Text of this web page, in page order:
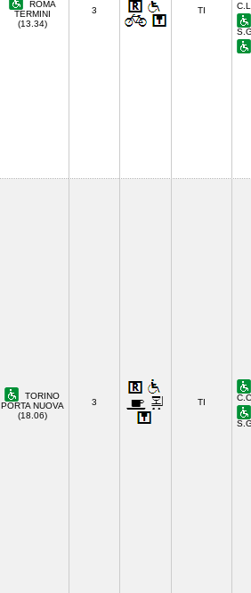
ROMA
TERMINI
(13.34)
3 TI
TORINO
PORTA NUOVA
(18.06)
3 TI